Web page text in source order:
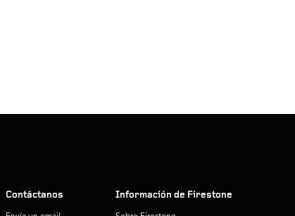
Contáctanos Información de Firestone